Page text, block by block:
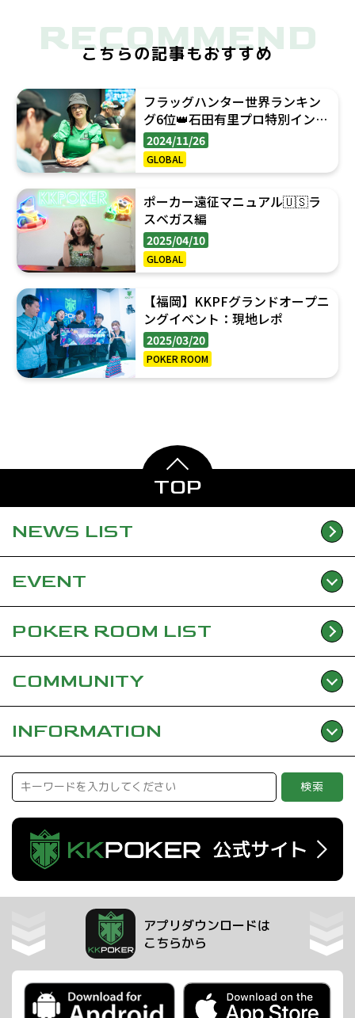
RECOMMEND
こちらの記事もおすすめ
フラッグハンター世界ランキン
グ6位👑石田有里プロ特別インタ
ビュー
2024/11/26
GLOBAL
ポーカー遠征マニュアル🇺🇸ラ
スベガス編
2025/04/10
GLOBAL
【福岡】KKPFグランドオープニ
ングイベント：現地レポ
2025/03/20
POKER ROOM
TOP
NEWS LIST
EVENT
POKER ROOM LIST
COMMUNITY
INFORMATION
検索
アプリダウンロードは
こちらから